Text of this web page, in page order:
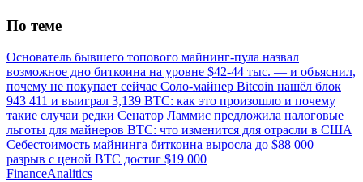
По теме
Основатель бывшего топового майнинг-пула назвал
возможное дно биткоина на уровне $42-44 тыс. — и объяснил,
почему не покупает сейчас Соло-майнер Bitcoin нашёл блок
943 411 и выиграл 3,139 BTC: как это произошло и почему
такие случаи редки Сенатор Ламмис предложила налоговые
льготы для майнеров BTC: что изменится для отрасли в США
Себестоимость майнинга биткоина выросла до $88 000 —
разрыв с ценой BTC достиг $19 000
FinanceAnalitics